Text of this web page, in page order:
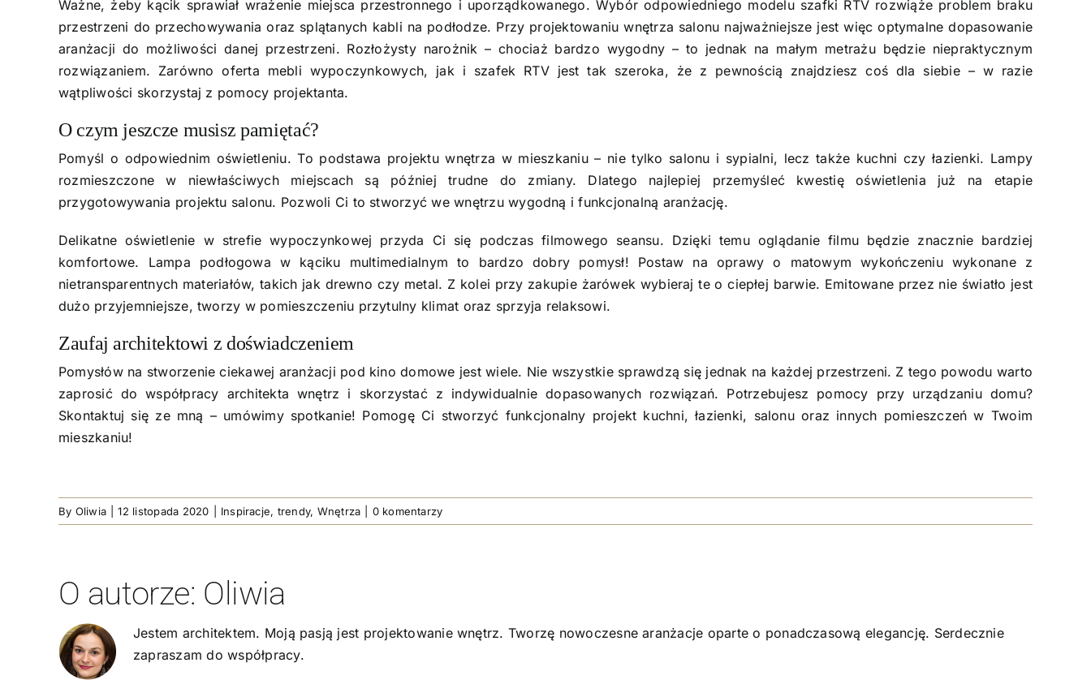
Ważne, żeby kącik sprawiał wrażenie miejsca przestronnego i uporządkowanego. Wybór odpowiedniego modelu szafki RTV rozwiąże problem braku
przestrzeni do przechowywania oraz splątanych kabli na podłodze. Przy projektowaniu wnętrza salonu najważniejsze jest więc optymalne dopasowanie
aranżacji do możliwości danej przestrzeni. Rozłożysty narożnik – chociaż bardzo wygodny – to jednak na małym metrażu będzie niepraktycznym
rozwiązaniem. Zarówno oferta mebli wypoczynkowych, jak i szafek RTV jest tak szeroka, że z pewnością znajdziesz coś dla siebie – w razie
wątpliwości skorzystaj z pomocy projektanta.
O czym jeszcze musisz pamiętać?
Pomyśl o odpowiednim oświetleniu. To podstawa projektu wnętrza w mieszkaniu – nie tylko salonu i sypialni, lecz także kuchni czy łazienki. Lampy
rozmieszczone w niewłaściwych miejscach są później trudne do zmiany. Dlatego najlepiej przemyśleć kwestię oświetlenia już na etapie
przygotowywania projektu salonu. Pozwoli Ci to stworzyć we wnętrzu wygodną i funkcjonalną aranżację.
Delikatne oświetlenie w strefie wypoczynkowej przyda Ci się podczas filmowego seansu. Dzięki temu oglądanie filmu będzie znacznie bardziej
komfortowe. Lampa podłogowa w kąciku multimedialnym to bardzo dobry pomysł! Postaw na oprawy o matowym wykończeniu wykonane z
nietransparentnych materiałów, takich jak drewno czy metal. Z kolei przy zakupie żarówek wybieraj te o ciepłej barwie. Emitowane przez nie światło jest
dużo przyjemniejsze, tworzy w pomieszczeniu przytulny klimat oraz sprzyja relaksowi.
Zaufaj architektowi z doświadczeniem
Pomysłów na stworzenie ciekawej aranżacji pod kino domowe jest wiele. Nie wszystkie sprawdzą się jednak na każdej przestrzeni. Z tego powodu warto
zaprosić do współpracy architekta wnętrz i skorzystać z indywidualnie dopasowanych rozwiązań. Potrzebujesz pomocy przy urządzaniu domu?
Skontaktuj się ze mną – umówimy spotkanie! Pomogę Ci stworzyć funkcjonalny projekt kuchni, łazienki, salonu oraz innych pomieszczeń w Twoim
mieszkaniu!
By Oliwia 12 listopada 2020 Inspiracje, trendy, Wnętrza 0 komentarzy
O autorze: Oliwia
Jestem architektem. Moją pasją jest projektowanie wnętrz. Tworzę nowoczesne aranżacje oparte o ponadczasową elegancję. Serdecznie
zapraszam do współpracy.